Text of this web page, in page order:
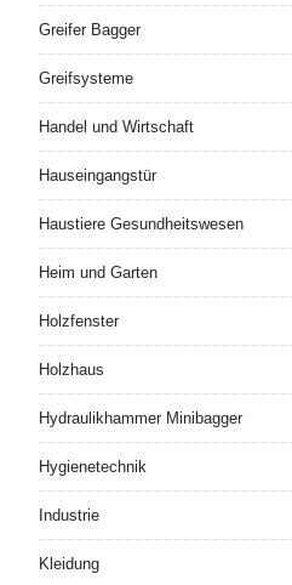
Greifer Bagger
Greifsysteme
Handel und Wirtschaft
Hauseingangstür
Haustiere Gesundheitswesen
Heim und Garten
Holzfenster
Holzhaus
Hydraulikhammer Minibagger
Hygienetechnik
Industrie
Kleidung